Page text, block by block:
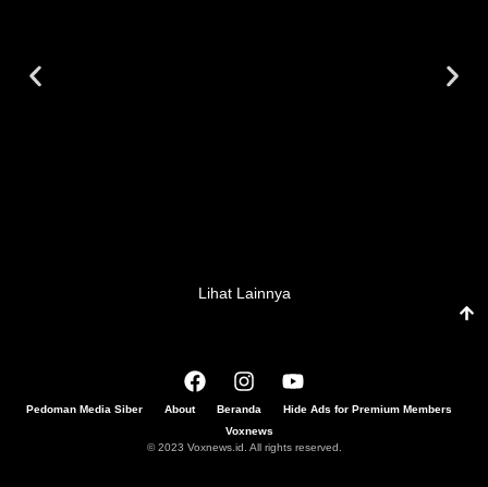
Lihat Lainnya
Pedoman Media Siber About Beranda
Hide Ads for Premium Members
Voxnews
© 2023 Voxnews.id. All rights reserved.